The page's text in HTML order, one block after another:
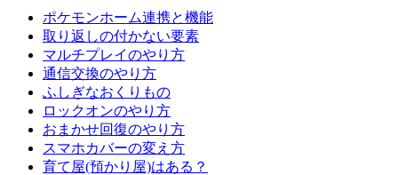
ポケモンホーム連携と機能
取り返しの付かない要素
マルチプレイのやり方
通信交換のやり方
ふしぎなおくりもの
ロックオンのやり方
おまかせ回復のやり方
スマホカバーの変え方
育て屋(預かり屋)はある？